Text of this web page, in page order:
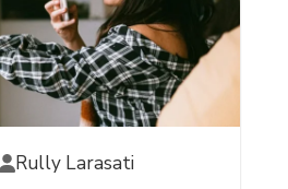
Rully Larasati